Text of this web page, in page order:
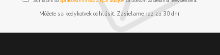
Môžete sa kedykoľvek odhlásiť. Zasielame raz za 30 dní.